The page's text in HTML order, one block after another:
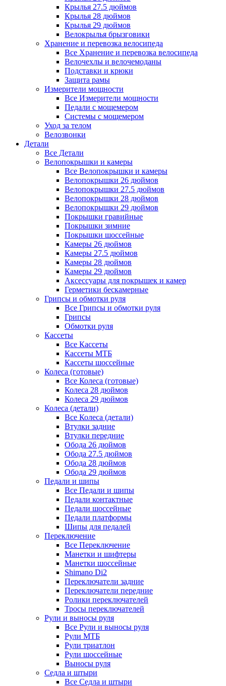
Крылья 27.5 дюймов
Крылья 28 дюймов
Крылья 29 дюймов
Велокрылья брызговики
Хранение и перевозка велосипеда
Все Хранение и перевозка велосипеда
Велочехлы и велочемоданы
Подставки и крюки
Защита рамы
Измерители мощности
Все Измерители мощности
Педали с мощемером
Системы с мощемером
Уход за телом
Велозвонки
Детали
Все Детали
Велопокрышки и камеры
Все Велопокрышки и камеры
Велопокрышки 26 дюймов
Велопокрышки 27.5 дюймов
Велопокрышки 28 дюймов
Велопокрышки 29 дюймов
Покрышки гравийные
Покрышки зимние
Покрышки шоссейные
Камеры 26 дюймов
Камеры 27.5 дюймов
Камеры 28 дюймов
Камеры 29 дюймов
Аксессуары для покрышек и камер
Герметики бескамерные
Грипсы и обмотки руля
Все Грипсы и обмотки руля
Грипсы
Обмотки руля
Кассеты
Все Кассеты
Кассеты МТБ
Кассеты шоссейные
Колеса (готовые)
Все Колеса (готовые)
Колеса 28 дюймов
Колеса 29 дюймов
Колеса (детали)
Все Колеса (детали)
Втулки задние
Втулки передние
Обода 26 дюймов
Обода 27.5 дюймов
Обода 28 дюймов
Обода 29 дюймов
Педали и шипы
Все Педали и шипы
Педали контактные
Педали шоссейные
Педали платформы
Шипы для педалей
Переключение
Все Переключение
Манетки и шифтеры
Манетки шоссейные
Shimano Di2
Переключатели задние
Переключатели передние
Ролики переключателей
Тросы переключателей
Рули и выносы руля
Все Рули и выносы руля
Рули МТБ
Рули триатлон
Рули шоссейные
Выносы руля
Седла и штыри
Все Седла и штыри